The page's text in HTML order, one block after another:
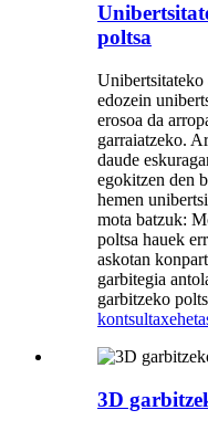
poltsa
Unibertsitateko
edozein
erosoa da
garraiatzeko.
daude
egokitzen den
hemen
mota batzuk:
poltsa hauek
askotan
garbitegia
garbitzeko
kontsulta
3D